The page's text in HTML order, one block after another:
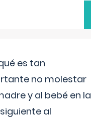
es tan
no molestar
y al bebé en la
al